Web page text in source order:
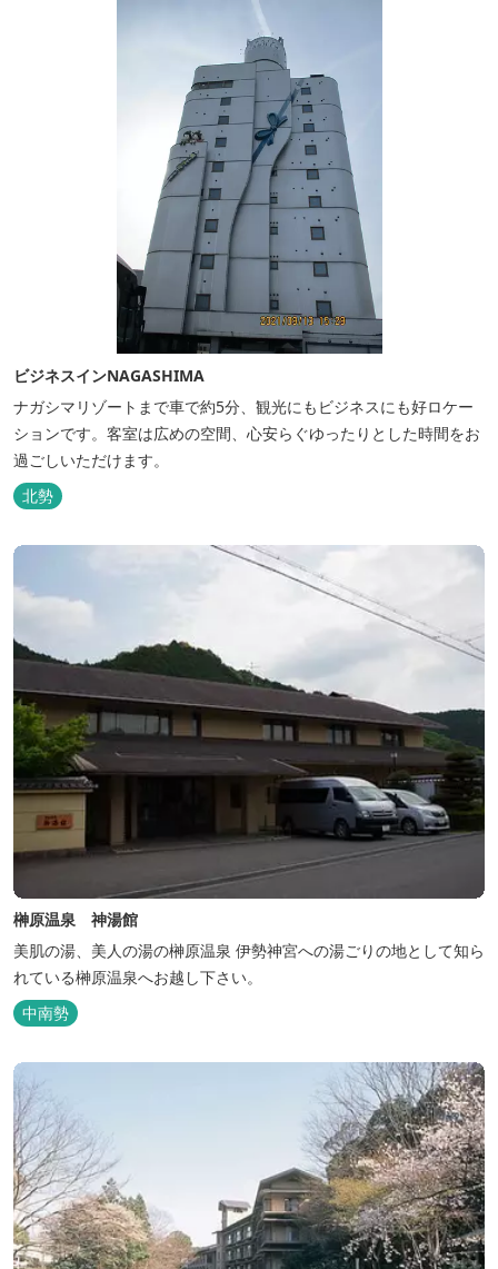
ビジネスインNAGASHIMA
ナガシマリゾートまで車で約5分、観光にもビジネスにも好ロケー
ションです。客室は広めの空間、心安らぐゆったりとした時間をお
過ごしいただけます。
北勢
榊原温泉 神湯館
美肌の湯、美人の湯の榊原温泉 伊勢神宮への湯ごりの地として知ら
れている榊原温泉へお越し下さい。
中南勢